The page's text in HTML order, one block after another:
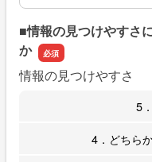
■情報の見つけやすさ
か
情報の見つけやすさ
5
4．どちら